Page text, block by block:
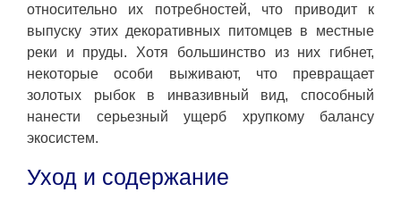
относительно их потребностей, что приводит к
выпуску этих декоративных питомцев в местные
реки и пруды. Хотя большинство из них гибнет,
некоторые особи выживают, что превращает
золотых рыбок в инвазивный вид, способный
нанести серьезный ущерб хрупкому балансу
экосистем.
Уход и содержание